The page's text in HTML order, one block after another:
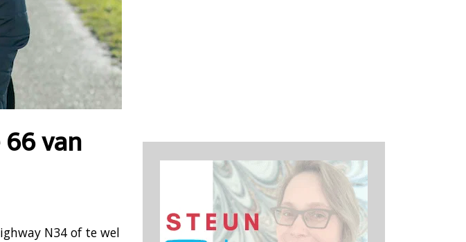
van
N34 of te wel